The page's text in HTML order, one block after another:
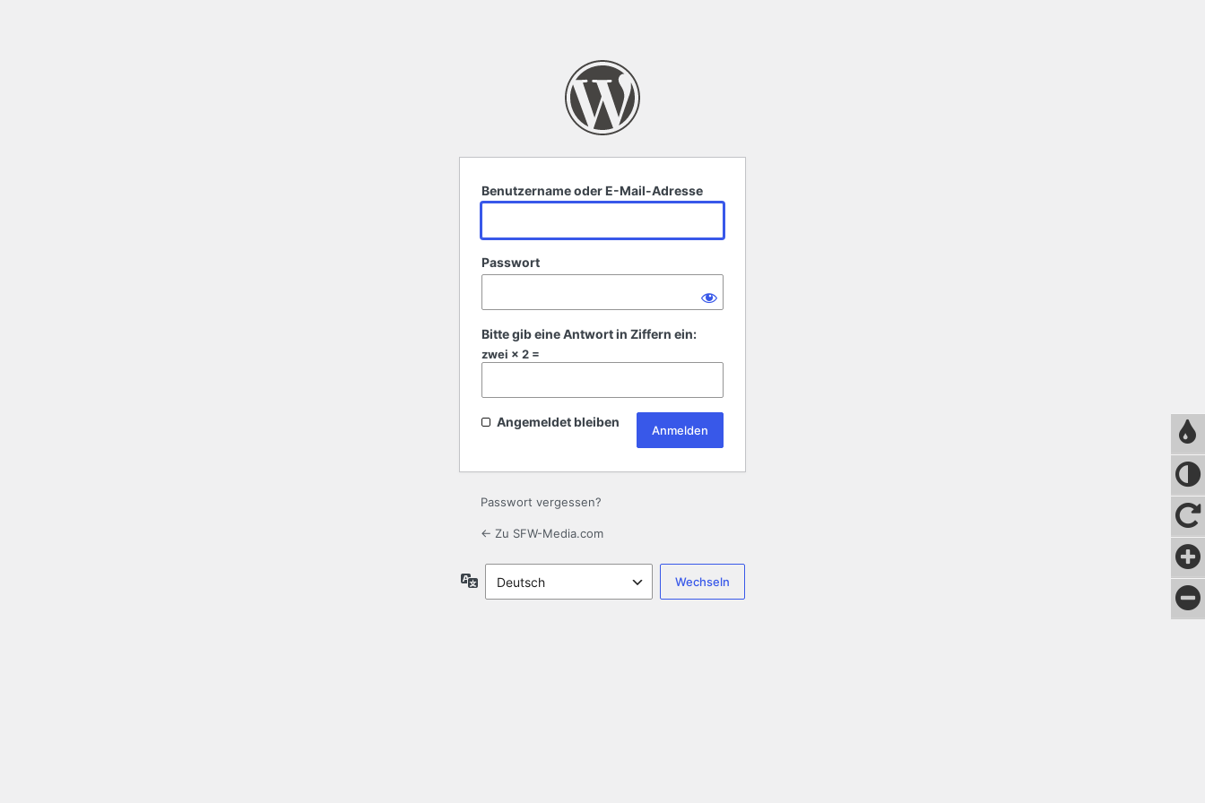
Benutzername oder E-Mail-Adresse
Passwort
Bitte gib eine Antwort in Ziffern ein:
zwei × 2 =
Angemeldet bleiben
Passwort vergessen?
← Zu SFW-Media.com
Sprache